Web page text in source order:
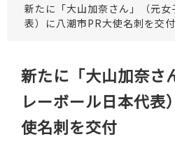
新たに「大山加奈さん」（元
表）に八潮市PR大使名刺を交付
新たに「大山加奈さ
レーボール日本代表
使名刺を交付